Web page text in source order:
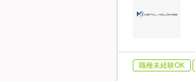
職種未経験OK